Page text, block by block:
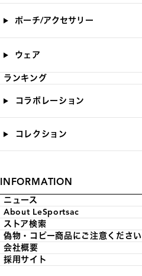
ポーチ/アクセサリー
ウェア
ランキング
コラボレーション
コレクション
INFORMATION
ニュース
About LeSportsac
ストア検索
偽物・コピー商品にご注意ください
会社概要
採用サイト